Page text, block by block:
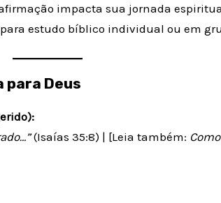
impacta sua jornada
estudo bíblico individual ou em
para Deus
(Isaías 35:8) | [Leia também: